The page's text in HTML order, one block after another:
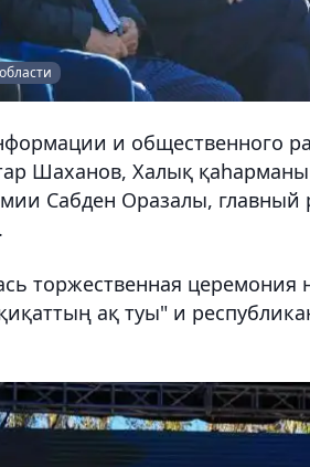
и общественного
Шаханов, Халық
Сабден Оразалы, главный
торжественная церемония
ақ туы" и